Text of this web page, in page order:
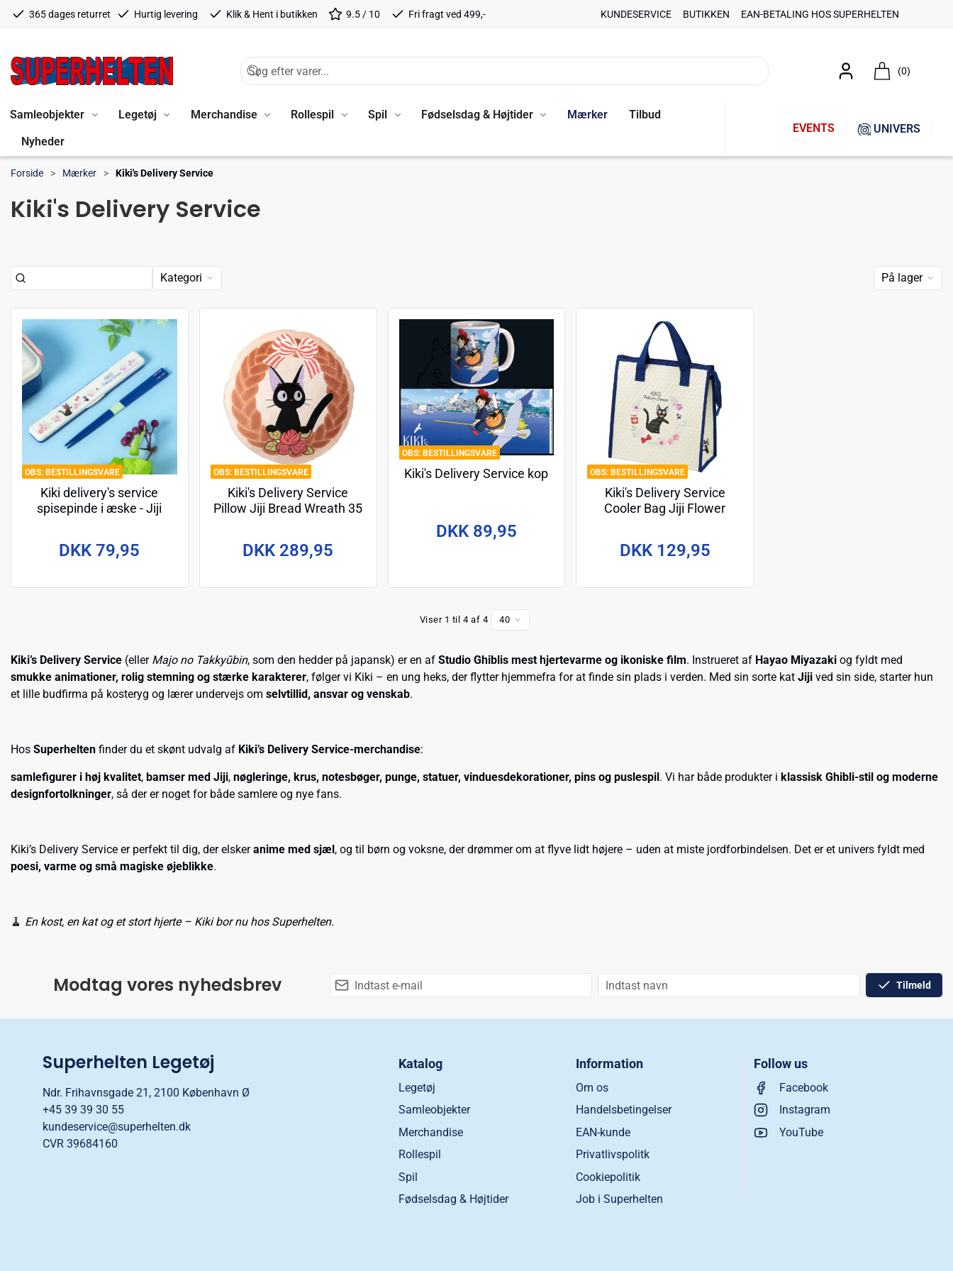
365 dages returret Hurtig levering Klik & Hent i butikken 9.5 / 10 Fri fragt ved 499,- KUNDESERVICE BUTIKKEN EAN-BETALING HOS SUPERHELTEN
(0)
Samleobjekter Legetøj Merchandise Rollespil Spil Fødselsdag & Højtider Mærker
Tilbud
Nyheder
EVENTS UNIVERS
Forside Mærker Kiki's Delivery Service
Kiki's Delivery Service
Kategori På lager
BESTILLINGSVARE
Kiki delivery's service
spisepinde i æske - Jiji
DKK 79,95
BESTILLINGSVARE
Kiki's Delivery Service
Pillow Jiji Bread Wreath 35
DKK 289,95
BESTILLINGSVARE
Kiki's Delivery Service kop
DKK 89,95
BESTILLINGSVARE
Kiki's Delivery Service
Cooler Bag Jiji Flower
DKK 129,95
Viser 1 til 4 af 4 40
Kiki’s Delivery Service (eller Majo no Takkyūbin, som den hedder på japansk) er en af Studio Ghiblis mest hjertevarme og ikoniske film. Instrueret af Hayao Miyazaki og fyldt med
smukke animationer, rolig stemning og stærke karakterer, følger vi Kiki – en ung heks, der flytter hjemmefra for at finde sin plads i verden. Med sin sorte kat Jiji ved sin side, starter hun
et lille budfirma på kosteryg og lærer undervejs om selvtillid, ansvar og venskab.
Hos Superhelten finder du et skønt udvalg af Kiki’s Delivery Service-merchandise:
samlefigurer i høj kvalitet, bamser med Jiji, nøgleringe, krus, notesbøger, punge, statuer, vinduesdekorationer, pins og puslespil. Vi har både produkter i klassisk Ghibli-stil og moderne
designfortolkninger, så der er noget for både samlere og nye fans.
Kiki’s Delivery Service er perfekt til dig, der elskeranime med sjæl, og til børn og voksne, der drømmer om at flyve lidt højere – uden at miste jordforbindelsen. Det er et univers fyldt med
poesi, varme og små magiske øjeblikke.
🧹 En kost, en kat og et stort hjerte – Kiki bor nu hos Superhelten.
Modtag vores nyhedsbrev Tilmeld
Superhelten Legetøj
Ndr. Frihavnsgade 21, 2100 København Ø
+45 39 39 30 55
kundeservice@superhelten.dk
CVR 39684160
Katalog
Legetøj
Samleobjekter
Merchandise
Rollespil
Spil
Fødselsdag & Højtider
Information
Om os
Handelsbetingelser
EAN-kunde
Privatlivspolitk
Cookiepolitik
Job i Superhelten
Follow us
Facebook
Instagram
YouTube